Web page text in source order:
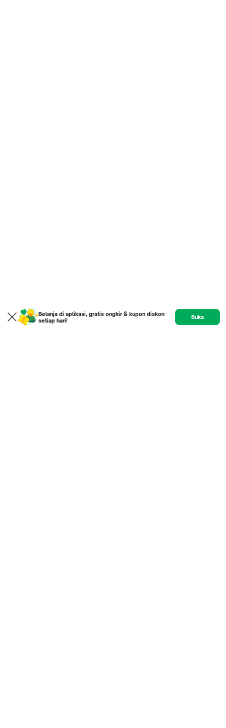
Belanja di aplikasi, gratis ongkir & kupon diskon
setiap hari!
Buka